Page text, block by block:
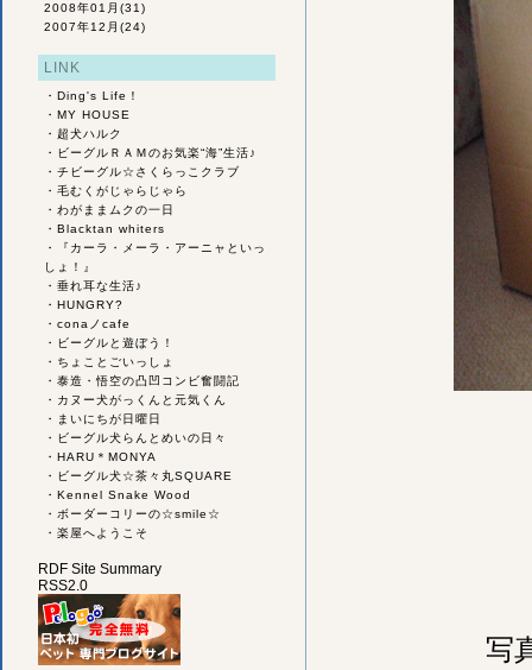
2008年01月 (31)
2007年12月 (24)
LINK
・ Ding's Life！
・ MY HOUSE
・ 超犬ハルク
・
ビーグルＲＡＭのお気楽“海”生活♪
・ チビーグル☆さくらっこクラブ
・ 毛むくがじゃらじゃら
・ わがままムクの一日
・ Blacktan whiters
・
『カーラ・メーラ・アーニャといっ
しょ！』
・ 垂れ耳な生活♪
・ HUNGRY?
・ conaノcafe
・
ビーグルと遊ぼう！
・ ちょことごいっしょ
・ 泰造・悟空の凸凹コンビ奮闘記
・ カヌー犬がっくんと元気くん
・
まいにちが日曜日
・
ビーグル犬らんとめいの日々
・ HARU＊MONYA
・
ビーグル犬☆茶々丸SQUARE
・ Kennel Snake Wood
・ ボーダーコリーの☆smile☆
・ 楽屋へようこそ
RDF Site Summary
RSS2.0
写